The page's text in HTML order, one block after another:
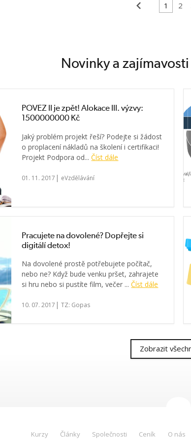
1 2
Novinky a
POVEZ II je zpět! Alokace III. výzvy:
1500000000 Kč
Jaký problém projekt řeší? Podejte si žádost
o proplacení nákladů na školení i certifikaci!
Projekt Podpora od...Číst dále
01. 11. 2017 | eVzdělávání
Pracujete na dovolené? Dopřejte si
digitálí detox!
Na dovolené prostě potřebujete počítač,
nebo ne? Když bude venku pršet, zahrajete
si hru nebo si pustíte film, večer ...Číst dále
10. 07. 2017 |TZ: Gopas
Zobrazit
Kurzy Články Společnosti Ceník O nás